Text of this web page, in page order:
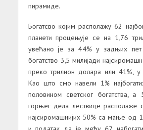
пирамиде.
Богатсво којим располажу 62
планети процењује се на 1,76
увећано је за 44% у задњих
богатство 3,5 милијади
преко трилион долара или 41%,
Као што смо навели 1%
половином светског богатства, а
горњег дела лествице располаже
најсиромашнијих 50% са мање од